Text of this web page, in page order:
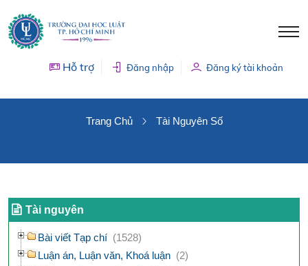
Hỗ trợ Đăng nhập Đăng ký tài khoản
Trang Chủ Tài Nguyên Số
Tài nguyên
Bài viết Tạp chí (1528)
Luận án, Luận văn, Khoá luận (2)